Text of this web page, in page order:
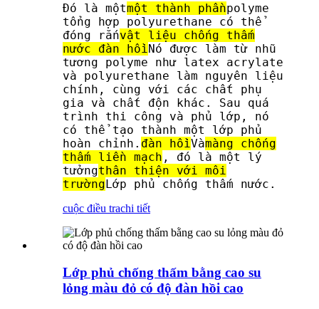
Đó là mộtmột thành phầnpolyme
tổng hợp polyurethane có thể
đóng rắnvật liệu chống thấm
nước đàn hồi Nó được làm từ nhũ
tương polyme như latex acrylate
và polyurethane làm nguyên liệu
chính, cùng với các chất phụ
gia và chất độn khác. Sau quá
trình thi công và phủ lớp, nó
có thể tạo thành một lớp phủ
hoàn chỉnh. đàn hồi Vàmàng chống
thấm liền mạch , đó là một lý
tưởngthân thiện với môi
trườngLớp phủ chống thấm nước.
cuộc điều trachi tiết
Lớp phủ chống thấm bằng cao su
lỏng màu đỏ có độ đàn hồi cao